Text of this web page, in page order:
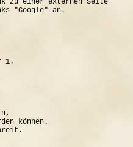
zu einer externen Seite
"Google" an.
1.
können.